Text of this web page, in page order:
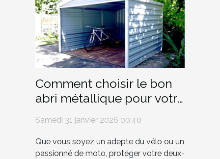
Comment choisir le bon
abri métallique pour votre
Samedi 31 janvier 2026 00:40
Que vous soyez un adepte du vélo ou un
passionné de moto, protéger votre deux-